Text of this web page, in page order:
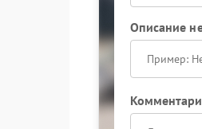
Описание